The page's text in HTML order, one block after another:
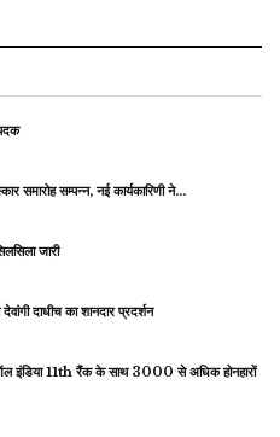
समारोह सम्पन्न, नई कार्यकारिणी ने…
जारी
दाधीच का शानदार प्रदर्शन
11th रैंक के साथ 3000 से अधिक होनहारों